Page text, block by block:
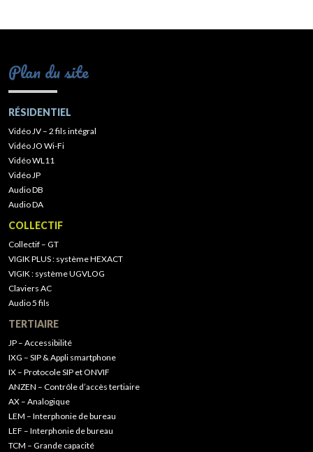
Plan du site
RÉSIDENTIEL
Vidéo JV – 2 fils intégral
Vidéo JO Wi-Fi
Vidéo WL11
Vidéo JP
Audio DB
Audio DA
COLLECTIF
Collectif – GT
VIGIK PLUS : système HEXACT
VIGIK : système UGVLOG
Claviers AC
Audio 5 fils
TERTIAIRE
JP – Accessibilité
IXG – SIP & Appli smartphone
IX – Protocole SIP et ONVIF
ANZEN – Contrôle d’accès tertiaire
AX – Analogique
LEM – Interphonie de bureau
LEF – Interphonie de bureau
TCM – Grande capacité